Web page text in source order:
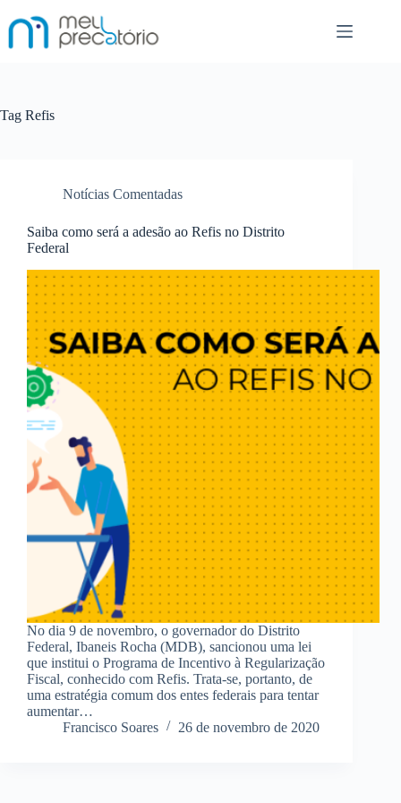
para
Tag Refis
Notícias Comentadas
Saiba como será a adesão ao Refis no Distrito
Federal
No dia 9 de novembro, o governador do Distrito
Federal, Ibaneis Rocha (MDB), sancionou uma lei
que institui o Programa de Incentivo à Regularização
Fiscal, conhecido com Refis. Trata-se, portanto, de
uma estratégia comum dos entes federais para tentar
aumentar…
Francisco Soares
26 de novembro de 2020